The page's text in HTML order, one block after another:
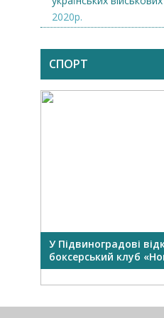
2020р.
СПОРТ
У Підвиноградові
боксерський клуб